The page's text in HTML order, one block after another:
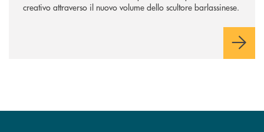
creativo attraverso il nuovo volume dello scultore barlassinese.